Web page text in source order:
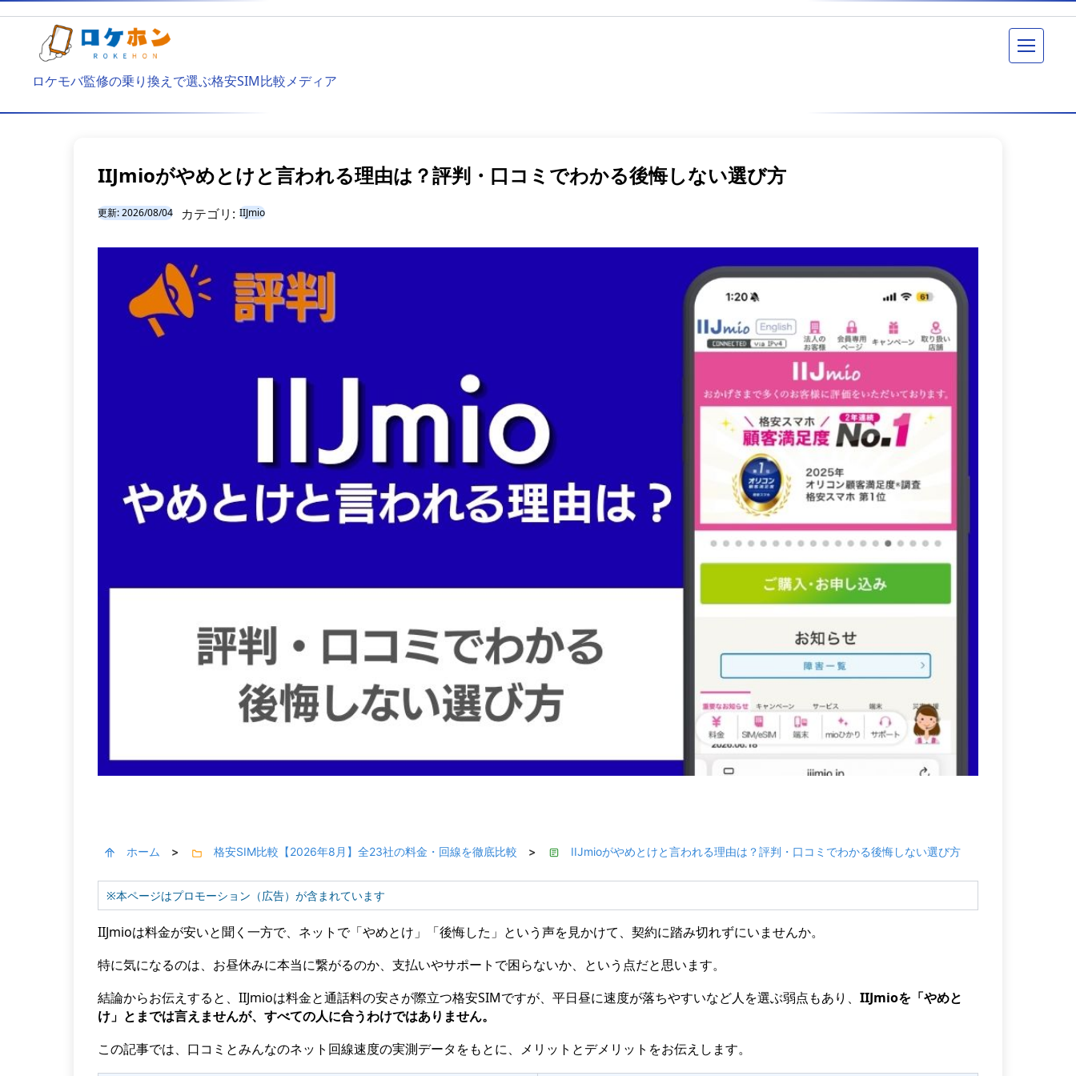
メニュー
ロケモバ監修の乗り換えで選ぶ格安SIM比較メディア
IIJmioがやめとけと言われる理由は？評判・口コミでわかる後悔しない選び方
更新:2026/08/04 カテゴリ: IIJmio
ホーム > 格安SIM比較【2026年8月】全23社の料金・回線を徹底比較 > IIJmioがやめとけと言われる理由は？評判・口コミでわかる後悔しない選び方
※本ページはプロモーション（広告）が含まれています
IIJmioは料金が安いと聞く一方で、ネットで「やめとけ」「後悔した」という声を見かけて、契約に踏み切れずにいませんか。
特に気になるのは、お昼休みに本当に繋がるのか、支払いやサポートで困らないか、という点だと思います。
結論からお伝えすると、IIJmioは料金と通話料の安さが際立つ格安SIMですが、平日昼に速度が落ちやすいなど人を選ぶ弱点もあり、 IIJmioを「やめと
け」とまでは言えませんが、すべての人に合うわけではありません。
この記事では、口コミとみんなのネット回線速度の実測データをもとに、メリットとデメリットをお伝えします。